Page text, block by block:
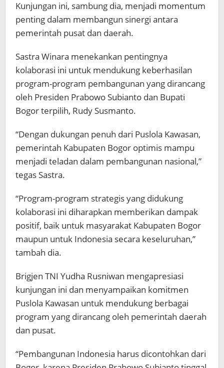
Kunjungan ini, sambung dia, menjadi momentum
penting dalam membangun sinergi antara
pemerintah pusat dan daerah.
Sastra Winara menekankan pentingnya
kolaborasi ini untuk mendukung keberhasilan
program-program pembangunan yang dirancang
oleh Presiden Prabowo Subianto dan Bupati
Bogor terpilih, Rudy Susmanto.
“Dengan dukungan penuh dari Puslola Kawasan,
pemerintah Kabupaten Bogor optimis mampu
menjadi teladan dalam pembangunan nasional,”
tegas Sastra.
“Program-program strategis yang didukung
kolaborasi ini diharapkan memberikan dampak
positif, baik untuk masyarakat Kabupaten Bogor
maupun untuk Indonesia secara keseluruhan,”
tambah dia.
Brigjen TNI Yudha Rusniwan mengapresiasi
kunjungan ini dan menyampaikan komitmen
Puslola Kawasan untuk mendukung berbagai
program yang dirancang oleh pemerintah daerah
dan pusat.
“Pembangunan Indonesia harus dicontohkan dari